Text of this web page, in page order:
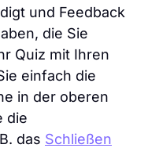
und Feedback
die Sie
Quiz mit Ihren
einfach die
in der oberen
die
das Schließen